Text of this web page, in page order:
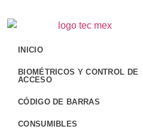
INICIO
BIOMÉTRICOS Y CONTROL DE
ACCESO
CÓDIGO DE BARRAS
CONSUMIBLES